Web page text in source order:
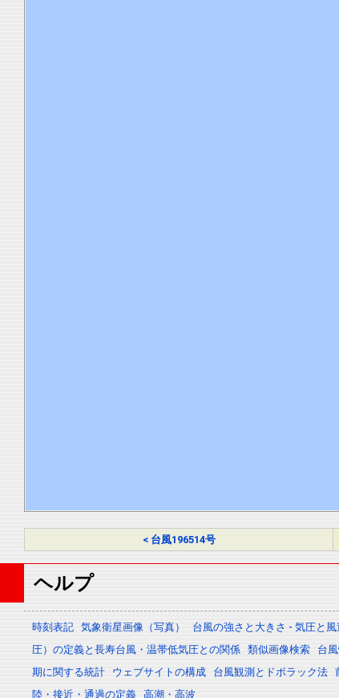
< 台風196514号
ヘルプ
時刻表記 気象衛星画像（写真） 台風の強さと大きさ - 気圧と風
圧）の定義と長寿台風・温帯低気圧との関係 類似画像検索 台
期に関する統計
ウェブサイトの構成 台風観測とドボラック法
陸・接近・通過の定義 高潮・高波